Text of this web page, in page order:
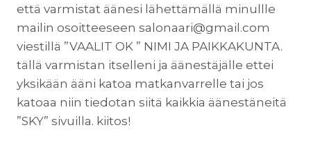
että varmistat äänesi lähettämällä minullle
mailin osoitteeseen salonaari@gmail.com
viestillä ”VAALIT OK ” NIMI JA PAIKKAKUNTA.
tällä varmistan itselleni ja äänestäjälle ettei
yksikään ääni katoa matkanvarrelle tai jos
katoaa niin tiedotan siitä kaikkia äänestäneitä
”SKY” sivuilla. kiitos!